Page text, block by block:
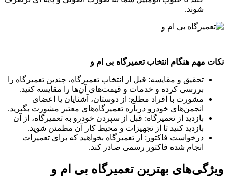
شوند.
نکات مهم هنگام انتخاب تعمیرگاه بی ام و
تحقیق و مقایسه: قبل از انتخاب تعمیرگاه، چندین تعمیرگاه را
بررسی کرده و خدمات و قیمت‌های آن‌ها را مقایسه کنید.
مشورت با افراد مطلع: از دوستان، آشنایان یا اعضای
انجمن‌های خودرو درباره تعمیرگاه‌های معتبر مشورت بگیرید.
بازدید از تعمیرگاه: قبل از سپردن خودرو به تعمیرگاه، از آن
بازدید کنید تا از تجهیزات و محیط کار آن مطمئن شوید.
درخواست فاکتور: از تعمیرگاه بخواهید که برای تعمیرات
انجام شده فاکتور رسمی صادر کند.
ویژگی‌های بهترین تعمیرگاه بی ام و